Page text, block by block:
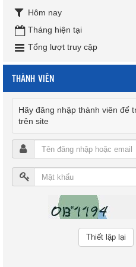
Hôm nay
Tháng hiện tại
Tổng lượt truy cập
THÀNH VIÊN
Hãy đăng nhập thành viên để
trên site